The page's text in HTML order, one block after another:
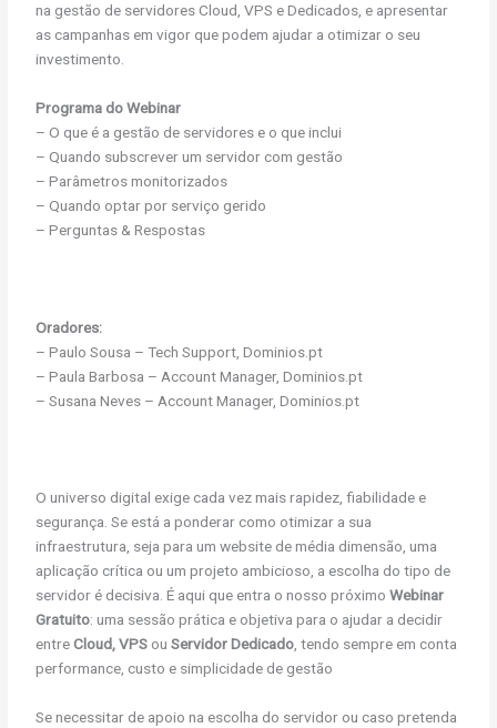
na gestão de servidores Cloud, VPS e Dedicados, e apresentar
as campanhas em vigor que podem ajudar a otimizar o seu
investimento.
Programa do Webinar
– O que é a gestão de servidores e o que inclui
– Quando subscrever um servidor com gestão
– Parâmetros monitorizados
– Quando optar por serviço gerido
– Perguntas & Respostas
Oradores:
– Paulo Sousa – Tech Support, Dominios.pt
– Paula Barbosa – Account Manager, Dominios.pt
– Susana Neves – Account Manager, Dominios.pt
O universo digital exige cada vez mais rapidez, fiabilidade e
segurança. Se está a ponderar como otimizar a sua
infraestrutura, seja para um website de média dimensão, uma
aplicação crítica ou um projeto ambicioso, a escolha do tipo de
servidor é decisiva. É aqui que entra o nosso próximoWebinar
Gratuito: uma sessão prática e objetiva para o ajudar a decidir
entreCloud, VPS ouServidor Dedicado, tendo sempre em conta
performance, custo e simplicidade de gestão
Se necessitar de apoio na escolha do servidor ou caso pretenda